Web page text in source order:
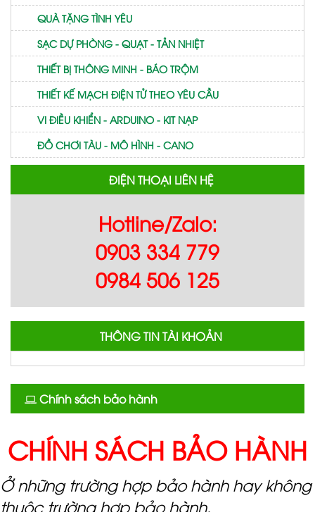
QUÀ TẶNG TÌNH YÊU
SẠC DỰ PHÒNG - QUẠT - TẢN NHIỆT
THIẾT BỊ THÔNG MINH - BÁO TRỘM
THIẾT KẾ MẠCH ĐIỆN TỬ THEO YÊU CẦU
VI ĐIỀU KHIỂN - ARDUINO - KIT NẠP
ĐỒ CHƠI TÀU - MÔ HÌNH - CANO
ĐIỆN THOẠI LIÊN HỆ
Hotline/Zalo:
0903 334 779
0984 506 125
THÔNG TIN TÀI KHOẢN
Chính sách bảo hành
CHÍNH SÁCH BẢO HÀNH
Ở những trường hợp bảo hành hay không
thuộc trường hợp bảo hành,